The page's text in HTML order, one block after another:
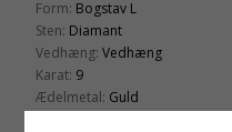
Form: Bogstav L
Sten: Diamant
Vedhæng: Vedhæng
Karat: 9
Ædelmetal: Guld